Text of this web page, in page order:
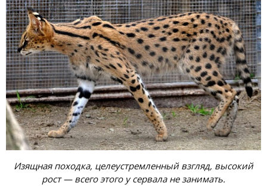
Изящная походка, целеустремленный взгляд, высокий
рост — всего этого у сервала не занимать.